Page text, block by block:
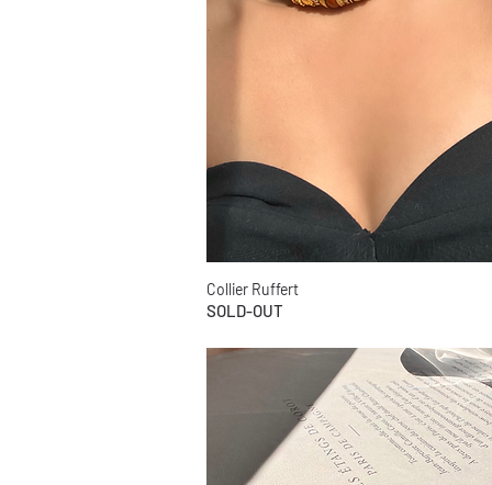
Collier Ruffert
SOLD-OUT